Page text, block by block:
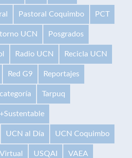
Pastoral Coquimbo PCT
UCN Posgrados
Radio UCN Recicla UCN
Red G9 Reportajes
Tarpuq
UCN al Día UCN Coquimbo
USQAI VAEA